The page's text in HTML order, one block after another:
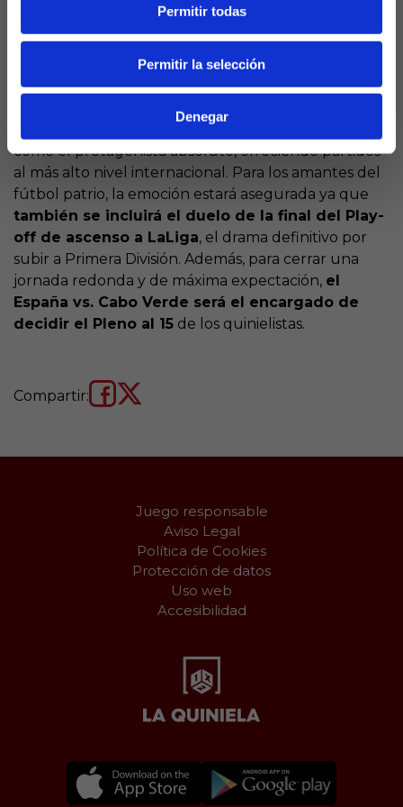
Permitir todas
Permitir la selección
Denegar
Mientras los clubes perfilan sus proyectos, los
grandes escenarios mundiales se citan en la jornada
La Quiniela.
contará con el apasionante torneo del
como el protagonista absoluto, ofreciendo partidos
al más alto nivel internacional. Para los amantes del
fútbol patrio, la emoción estará asegurada ya que
también se incluirá el duelo de la final del Play-
off de ascenso a LaLiga, el drama definitivo por
subir a Primera División. Además, para cerrar una
jornada redonda y de máxima expectación, el
España vs. Cabo Verde será el encargado de
decidir el Pleno al 15 de los quinielistas.
Compartir:
Juego responsable
Aviso Legal
Política de Cookies
Protección de datos
Uso web
Accesibilidad